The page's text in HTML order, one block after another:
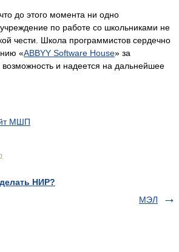
до этого момента ни одно
по работе со школьниками не
чести. Школа программистов сердечно
«ABBYY Software House» за
и надеется на дальнейшее
МШП
НИР?
МЭЛ